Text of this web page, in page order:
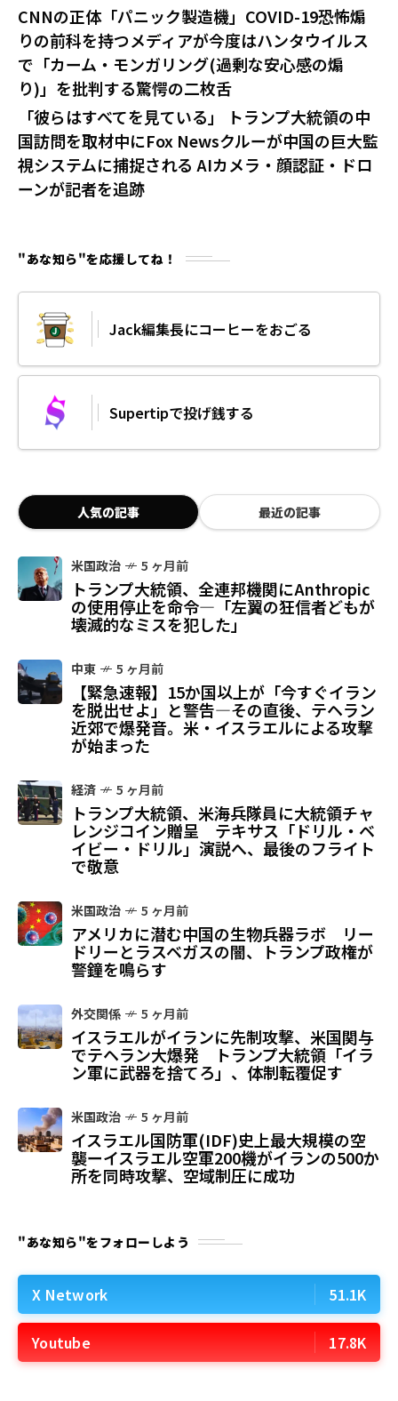
CNNの正体「パニック製造機」COVID-19恐怖煽
りの前科を持つメディアが今度はハンタウイルス
で「カーム・モンガリング(過剰な安心感の煽
り)」を批判する驚愕の二枚舌
「彼らはすべてを見ている」 トランプ大統領の中
国訪問を取材中にFox Newsクルーが中国の巨大監
視システムに捕捉される AIカメラ・顔認証・ドロ
ーンが記者を追跡
"あな知ら"を応援してね！
Jack編集長にコーヒーをおごる
Supertipで投げ銭する
人気の記事 最近の記事
米国政治 5 ヶ月前
トランプ大統領、全連邦機関にAnthropic
の使用停止を命令—「左翼の狂信者どもが
壊滅的なミスを犯した」
中東 5 ヶ月前
【緊急速報】15か国以上が「今すぐイラン
を脱出せよ」と警告—その直後、テヘラン
近郊で爆発音。米・イスラエルによる攻撃
が始まった
経済 5 ヶ月前
トランプ大統領、米海兵隊員に大統領チャ
レンジコイン贈呈 テキサス「ドリル・ベ
イビー・ドリル」演説へ、最後のフライト
で敬意
米国政治 5 ヶ月前
アメリカに潜む中国の生物兵器ラボ リー
ドリーとラスベガスの闇、トランプ政権が
警鐘を鳴らす
外交関係 5 ヶ月前
イスラエルがイランに先制攻撃、米国関与
でテヘラン大爆発 トランプ大統領「イラ
ン軍に武器を捨てろ」、体制転覆促す
米国政治 5 ヶ月前
イスラエル国防軍(IDF)史上最大規模の空
襲ーイスラエル空軍200機がイランの500か
所を同時攻撃、空域制圧に成功
"あな知ら"をフォローしよう
X Network 51.1K
Youtube 17.8K